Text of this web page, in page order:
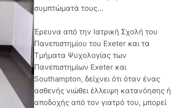
συμπτώματά τους...
Έρευνα από την Ιατρική Σχολή του
Πανεπιστημίου του Exeter και τα
Τμήματα Ψυχολογίας των
Πανεπιστημίων Exeter και
Southampton, δείχνει ότι όταν ένας
ασθενής νιώθει έλλειψη κατανόησης ή
αποδοχής από τον γιατρό του, μπορεί